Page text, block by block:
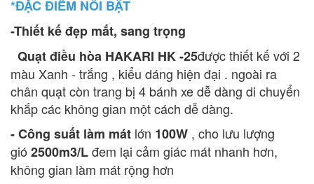
*ĐẶC ĐIỂM NỔI BẬT
-Thiết kế đẹp mắt, sang trọng
Quạt điều hòa HAKARI HK -25được thiết kế với 2
màu Xanh - trắng , kiểu dáng hiện đại . ngoài ra
chân quạt còn trang bị 4 bánh xe dễ dàng di chuyển
khắp các không gian một cách dễ dàng.
- Công suất làm mát lớn 100W , cho lưu lượng
gió 2500m3/Lđem lại cảm giác mát nhanh hơn,
không gian làm mát rộng hơn